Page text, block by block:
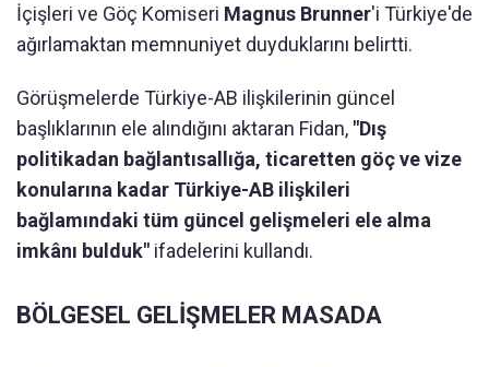
İçişleri ve Göç Komiseri Magnus Brunner'i Türkiye'de
ağırlamaktan memnuniyet duyduklarını belirtti.
Görüşmelerde Türkiye-AB ilişkilerinin güncel
başlıklarının ele alındığını aktaran Fidan, "Dış
politikadan bağlantısallığa, ticaretten göç ve vize
konularına kadar Türkiye-AB ilişkileri
bağlamındaki tüm güncel gelişmeleri ele alma
imkânı bulduk" ifadelerini kullandı.
BÖLGESEL GELİŞMELER MASADA